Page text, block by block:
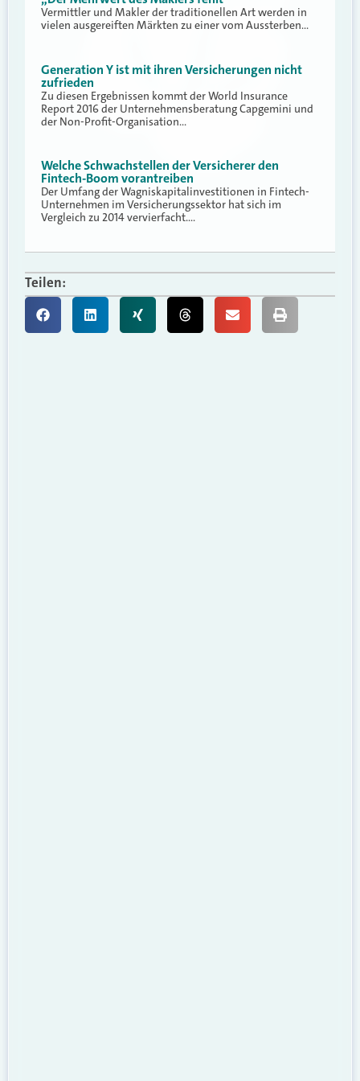
Vermittler und Makler der traditionellen Art werden in
vielen ausgereiften Märkten zu einer vom Aussterben…
Generation Y ist mit ihren Versicherungen nicht
zufrieden
Zu diesen Ergebnissen kommt der World Insurance
Report 2016 der Unternehmensberatung Capgemini und
der Non-Profit-Organisation…
Welche Schwachstellen der Versicherer den
Fintech-Boom vorantreiben
Der Umfang der Wagniskapitalinvestitionen in Fintech-
Unternehmen im Versicherungssektor hat sich im
Vergleich zu 2014 vervierfacht.…
Teilen: